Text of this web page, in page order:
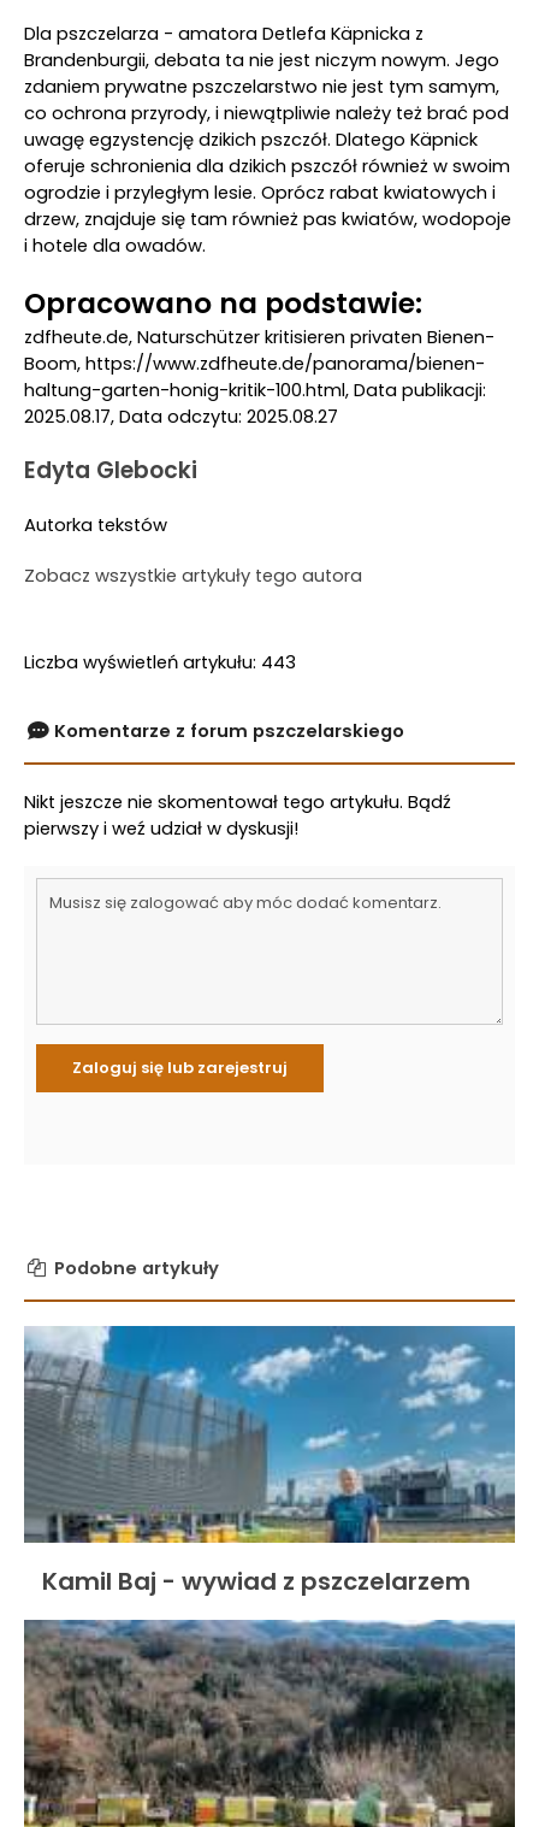
Dla pszczelarza - amatora Detlefa Käpnicka z
Brandenburgii, debata ta nie jest niczym nowym. Jego
zdaniem prywatne pszczelarstwo nie jest tym samym,
co ochrona przyrody, i niewątpliwie należy też brać pod
uwagę egzystencję dzikich pszczół. Dlatego Käpnick
oferuje schronienia dla dzikich pszczół również w swoim
ogrodzie i przyległym lesie. Oprócz rabat kwiatowych i
drzew, znajduje się tam również pas kwiatów, wodopoje
i hotele dla owadów.
Opracowano na podstawie:
zdfheute.de, Naturschützer kritisieren privaten Bienen-
Boom, https://www.zdfheute.de/panorama/bienen-
haltung-garten-honig-kritik-100.html, Data publikacji:
2025.08.17, Data odczytu: 2025.08.27
Edyta Glebocki
Autorka tekstów
Zobacz wszystkie artykuły tego autora
Liczba wyświetleń artykułu: 443
Komentarze z forum pszczelarskiego
Nikt jeszcze nie skomentował tego artykułu. Bądź
pierwszy i weź udział w dyskusji!
Podobne artykuły
Kamil Baj - wywiad z pszczelarzem